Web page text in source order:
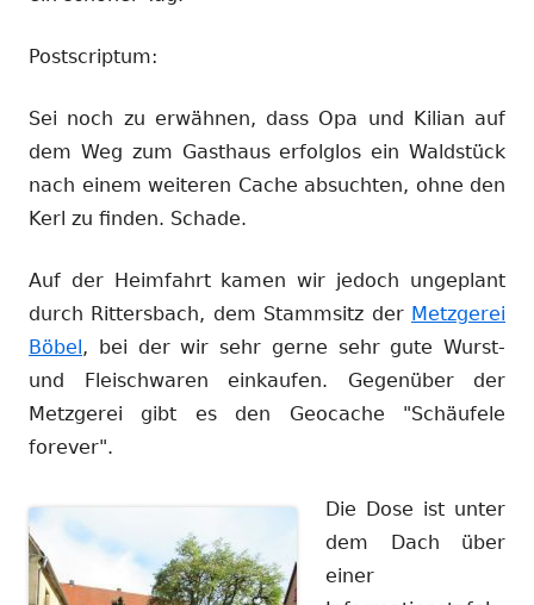
Postscriptum:
Sei noch zu erwähnen, dass Opa und Kilian auf
dem Weg zum Gasthaus erfolglos ein Waldstück
nach einem weiteren Cache absuchten, ohne den
Kerl zu finden. Schade.
Auf der Heimfahrt kamen wir jedoch ungeplant
durch Rittersbach, dem Stammsitz der Metzgerei
Böbel, bei der wir sehr gerne sehr gute Wurst-
und Fleischwaren einkaufen. Gegenüber der
Metzgerei gibt es den Geocache "Schäufele
forever".
Die Dose ist unter
dem Dach über
einer